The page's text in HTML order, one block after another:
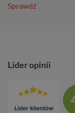
Sprawdź
Lider opinii